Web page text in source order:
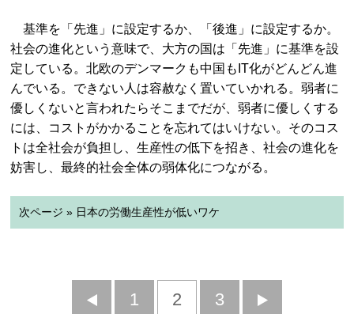
基準を「先進」に設定するか、「後進」に設定するか。
社会の進化という意味で、大方の国は「先進」に基準を設
定している。北欧のデンマークも中国もIT化がどんどん進
んでいる。できない人は容赦なく置いていかれる。弱者に
優しくないと言われたらそこまでだが、弱者に優しくする
には、コストがかかることを忘れてはいけない。そのコス
トは全社会が負担し、生産性の低下を招き、社会の進化を
妨害し、最終的社会全体の弱体化につながる。
次ページ » 日本の労働生産性が低いワケ
前
1 2 3